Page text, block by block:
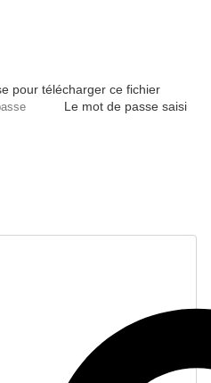
pour télécharger ce fichier
Le mot de passe saisi